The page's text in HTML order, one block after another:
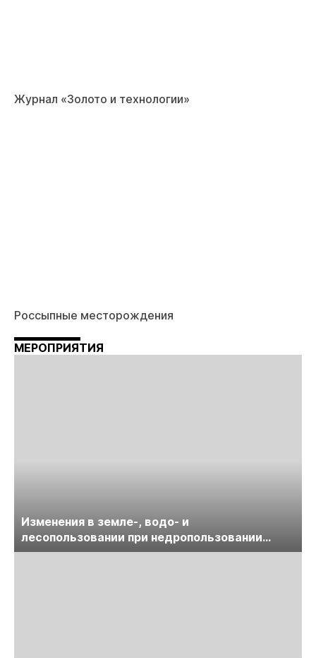
Журнал «Золото и технологии»
Россыпные месторождения
МЕРОПРИЯТИЯ
Изменения в земле-, водо- и
лесопользовании при недропользовании
обсудят на семинаре «ПравоТЭК»